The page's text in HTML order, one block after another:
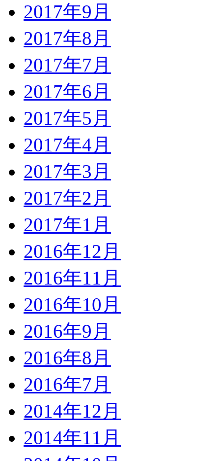
2017年9月
2017年8月
2017年7月
2017年6月
2017年5月
2017年4月
2017年3月
2017年2月
2017年1月
2016年12月
2016年11月
2016年10月
2016年9月
2016年8月
2016年7月
2014年12月
2014年11月